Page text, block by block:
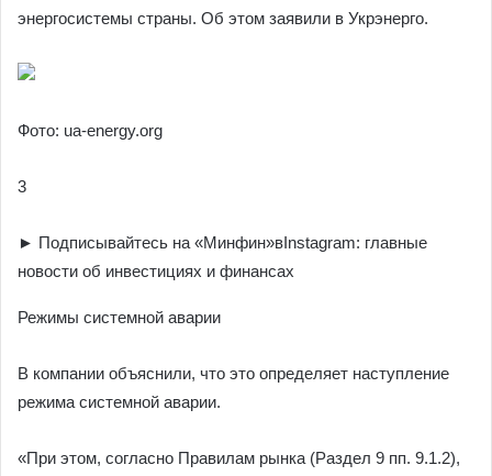
энергосистемы страны. Об этом заявили в Укрэнерго.
Фото: ua-energy.org
3
► Подписывайтесь на «Минфин»вInstagram: главные
новости об инвестициях и финансах
Режимы системной аварии
В компании объяснили, что это определяет наступление
режима системной аварии.
«При этом, согласно Правилам рынка (Раздел 9 пп. 9.1.2),